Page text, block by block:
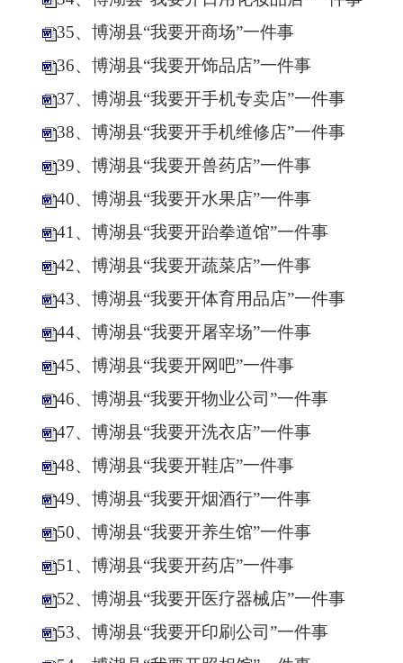
35、博湖县“我要开商场”一件事
36、博湖县“我要开饰品店”一件事
37、博湖县“我要开手机专卖店”一件事
38、博湖县“我要开手机维修店”一件事
39、博湖县“我要开兽药店”一件事
40、博湖县“我要开水果店”一件事
41、博湖县“我要开跆拳道馆”一件事
42、博湖县“我要开蔬菜店”一件事
43、博湖县“我要开体育用品店”一件事
44、博湖县“我要开屠宰场”一件事
45、博湖县“我要开网吧”一件事
46、博湖县“我要开物业公司”一件事
47、博湖县“我要开洗衣店”一件事
48、博湖县“我要开鞋店”一件事
49、博湖县“我要开烟酒行”一件事
50、博湖县“我要开养生馆”一件事
51、博湖县“我要开药店”一件事
52、博湖县“我要开医疗器械店”一件事
53、博湖县“我要开印刷公司”一件事